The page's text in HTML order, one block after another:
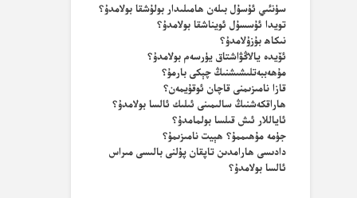
سۈنئىي ئۇسۇل بىلەن ھامىلىدار بولۇشقا بولامدۇ؟
تويدا ئۇسسۇل ئويناشقا بولامدۇ؟
نىكاھ بۇزۇلامدۇ؟
ئۆيدە يالاڭۋاشتاق يۈرسەم بولامدۇ؟
مۇھەببەتلىشىشنىڭ چېكى بارمۇ؟
قازا نامىزىمنى قاچان ئوقۇيمەن؟
ھاراقكەشنىڭ سالىمىنى ئىلىك ئالسا بولامدۇ؟
ئاياللار ئىش قىلسا بولمامدۇ؟
جۈمە مۇھىممۇ؟ ھېيت نامىزىمۇ؟
دادىسى ھارامدىن تاپقان پۇلنى بالىسى مىراس
ئالسا بولامدۇ؟